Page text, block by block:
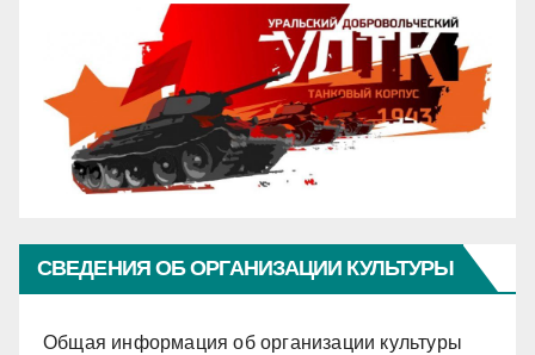
СВЕДЕНИЯ ОБ ОРГАНИЗАЦИИ КУЛЬТУРЫ
Общая информация об организации культуры